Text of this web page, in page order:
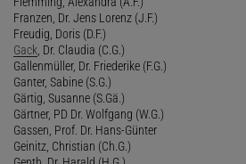
Franzen, Dr. Jens Lorenz (J.F.)
Freudig, Doris (D.F.)
Gack , Dr. Claudia (C.G.)
Gallenmüller, Dr. Friederike (F.G.)
Ganter, Sabine (S.G.)
Gärtig, Susanne (S.Gä.)
Gärtner, PD Dr. Wolfgang (W.G.)
Gassen, Prof. Dr. Hans-Günter
Geinitz, Christian (Ch.G.)